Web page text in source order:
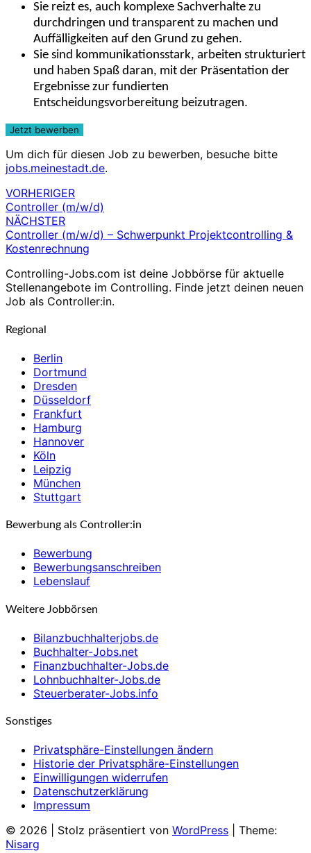
Sie reizt es, auch komplexe Sachverhalte zu
durchdringen und transparent zu machen und
Auffälligkeiten auf den Grund zu gehen.
Sie sind kommunikationsstark, arbeiten strukturiert
und haben Spaß daran, mit der Präsentation der
Ergebnisse zur fundierten
Entscheidungsvorbereitung beizutragen.
Um dich für diesen Job zu bewerben, besuche bitte
jobs.meinestadt.de.
Beitragsnavigation
VORHERIGER
Controller (m/w/d)
NÄCHSTER
Controller (m/w/d) – Schwerpunkt Projektcontrolling &
Kostenrechnung
Controlling-Jobs.com ist deine Jobbörse für aktuelle
Stellenangebote im Controlling. Finde jetzt deinen neuen
Job als Controller:in.
Regional
Berlin
Dortmund
Dresden
Düsseldorf
Frankfurt
Hamburg
Hannover
Köln
Leipzig
München
Stuttgart
Bewerbung als Controller:in
Bewerbung
Bewerbungsanschreiben
Lebenslauf
Weitere Jobbörsen
Bilanzbuchhalterjobs.de
Buchhalter-Jobs.net
Finanzbuchhalter-Jobs.de
Lohnbuchhalter-Jobs.de
Steuerberater-Jobs.info
Sonstiges
Privatsphäre-Einstellungen ändern
Historie der Privatsphäre-Einstellungen
Einwilligungen widerrufen
Datenschutzerklärung
Impressum
© 2026
Stolz präsentiert von WordPress
Theme:
Nisarg